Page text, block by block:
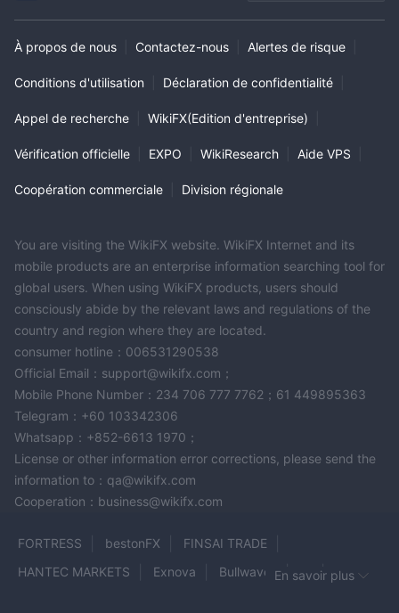
À propos de nous Contactez-nous Alertes de risque
Conditions d'utilisation Déclaration de confidentialité
Appel de recherche WikiFX(Edition d'entreprise)
Vérification officielle EXPO WikiResearch Aide VPS
Coopération commerciale Division régionale
You are visiting the WikiFX website. WikiFX Internet and its
mobile products are an enterprise information searching tool for
global users. When using WikiFX products, users should
consciously abide by the relevant laws and regulations of the
country and region where they are located.
consumer hotline：006531290538
Official Email：support@wikifx.com；
Mobile Phone Number：234 706 777 7762；61 449895363
Telegram：+60 103342306
Whatsapp：+852-6613 1970；
License or other information error corrections, please send the
information to：qa@wikifx.com
Cooperation：business@wikifx.com
FORTRESS bestonFX
FINSAI TRADE
HANTEC MARKETS
Exnova Bullwaves
IG
En savoir plus